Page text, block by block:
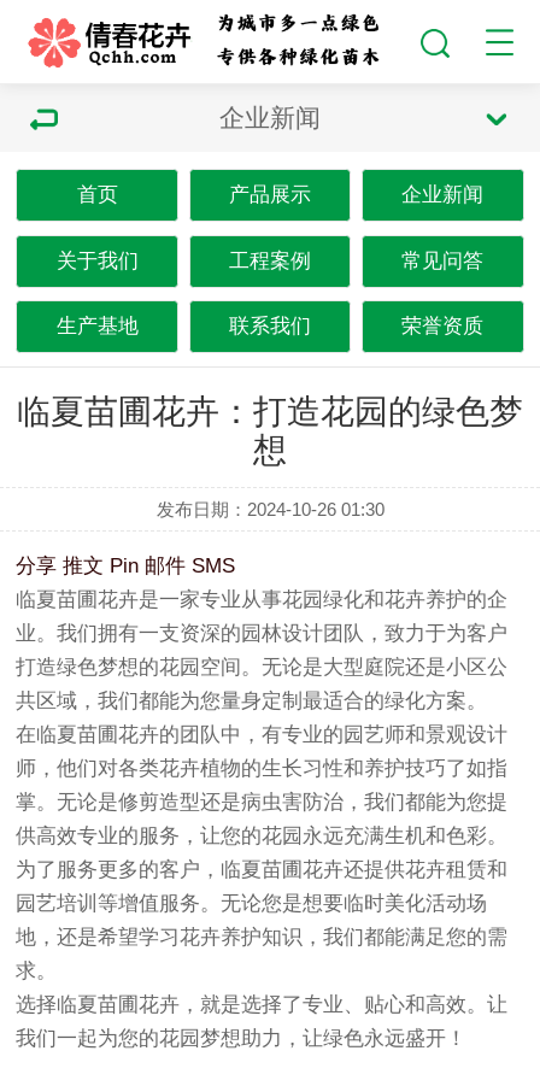
企业新闻
首页 产品展示 企业新闻
关于我们 工程案例 常见问答
生产基地 联系我们 荣誉资质
临夏苗圃花卉：打造花园的绿色梦
想
发布日期：2024-10-26 01:30
分享 推文 Pin 邮件 SMS
临夏苗圃花卉是一家专业从事花园绿化和花卉养护的企
业。我们拥有一支资深的园林设计团队，致力于为客户
打造绿色梦想的花园空间。无论是大型庭院还是小区公
共区域，我们都能为您量身定制最适合的绿化方案。
在临夏苗圃花卉的团队中，有专业的园艺师和景观设计
师，他们对各类花卉植物的生长习性和养护技巧了如指
掌。无论是修剪造型还是病虫害防治，我们都能为您提
供高效专业的服务，让您的花园永远充满生机和色彩。
为了服务更多的客户，临夏苗圃花卉还提供花卉租赁和
园艺培训等增值服务。无论您是想要临时美化活动场
地，还是希望学习花卉养护知识，我们都能满足您的需
求。
选择临夏苗圃花卉，就是选择了专业、贴心和高效。让
我们一起为您的花园梦想助力，让绿色永远盛开！